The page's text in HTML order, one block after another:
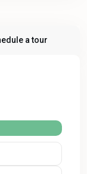
a tour